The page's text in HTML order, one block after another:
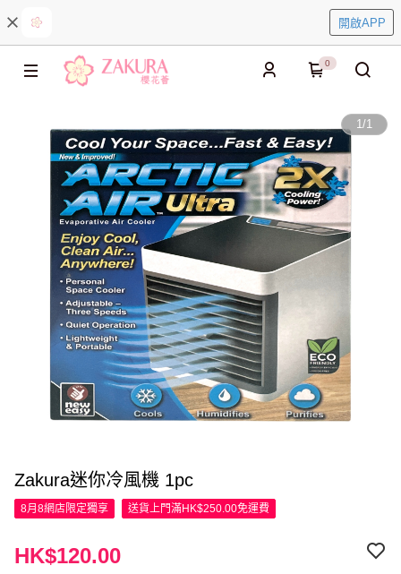
開啟APP
0
1/1
Zakura迷你冷風機 1pc
8月8網店限定獨享 送貨上門滿HK$250.00免運費
HK$120.00